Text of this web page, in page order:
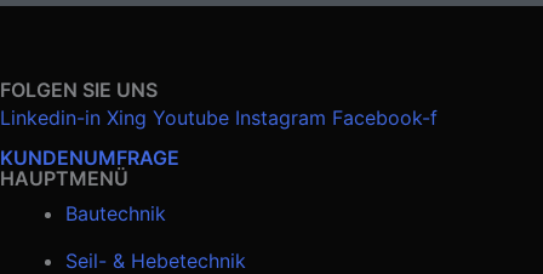
FOLGEN SIE UNS
Linkedin-in Xing Youtube Instagram Facebook-f
KUNDENUMFRAGE
HAUPTMENÜ
Bautechnik
Seil- & Hebetechnik